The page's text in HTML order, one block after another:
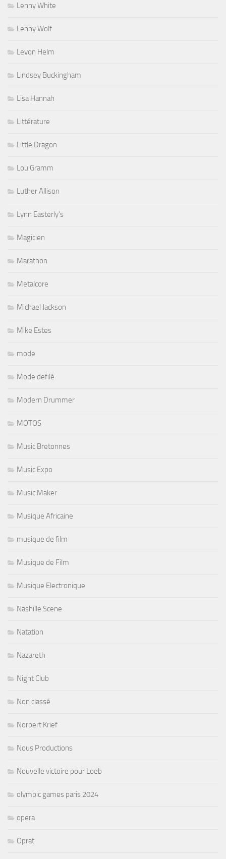
Lenny White
Lenny Wolf
Levon Helm
Lindsey Buckingham
Lisa Hannah
Littérature
Little Dragon
Lou Gramm
Luther Allison
Lynn Easterly's
Magicien
Marathon
Metalcore
Michael Jackson
Mike Estes
mode
Mode defilé
Modern Drummer
MOTOS
Music Bretonnes
Music Expo
Music Maker
Musique Africaine
musique de film
Musique de Film
Musique Electronique
Nashille Scene
Natation
Nazareth
Night Club
Non classé
Norbert Krief
Nous Productions
Nouvelle victoire pour Loeb
olympic games paris 2024
opera
Oprat